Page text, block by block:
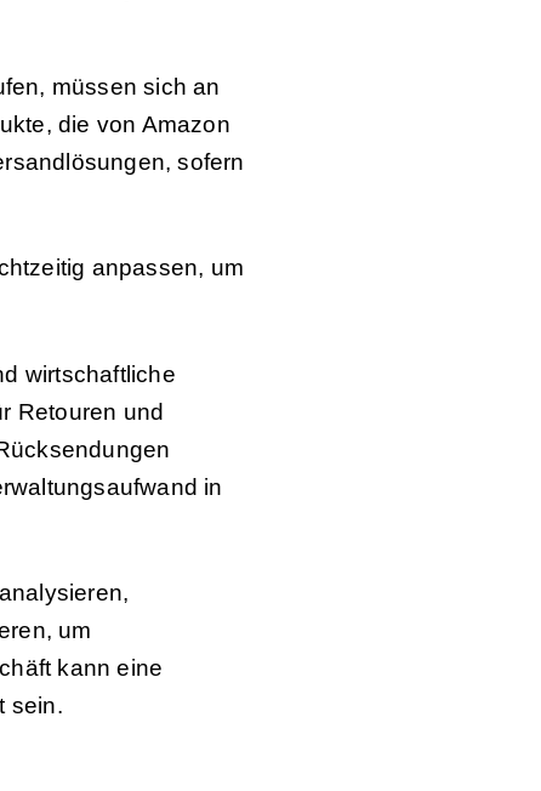
müssen sich an
die von Amazon
sofern
anpassen, um
wirtschaftliche
Retouren und
in
um
kann eine
sein.